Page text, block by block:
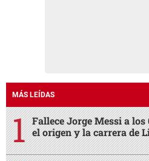
MÁS LEÍDAS
Fallece Jorge Messi a
el origen y la carrera de